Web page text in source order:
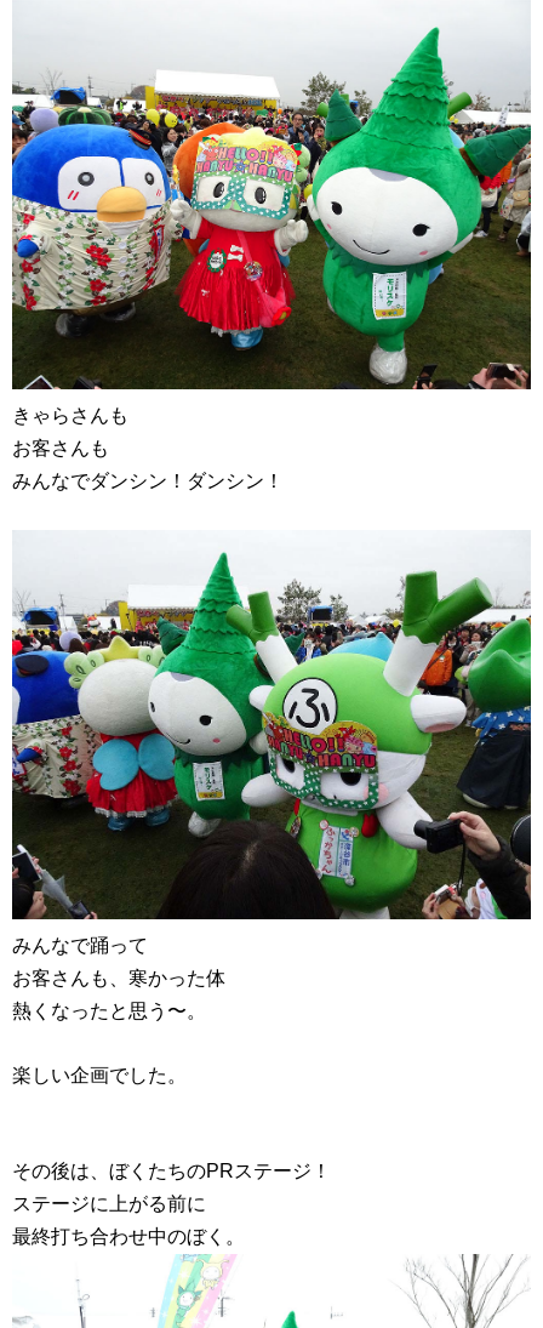
きゃらさんも
お客さんも
みんなでダンシン！ダンシン！
みんなで踊って
お客さんも、寒かった体
熱くなったと思う〜。
楽しい企画でした。
その後は、ぼくたちのPRステージ！
ステージに上がる前に
最終打ち合わせ中のぼく。